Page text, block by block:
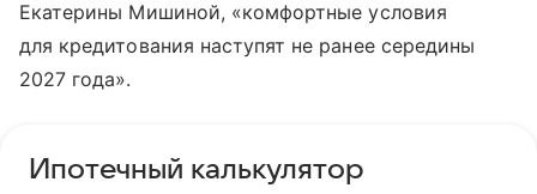
Екатерины Мишиной, «комфортные условия
для кредитования наступят не ранее середины
2027 года».
Ипотечный калькулятор